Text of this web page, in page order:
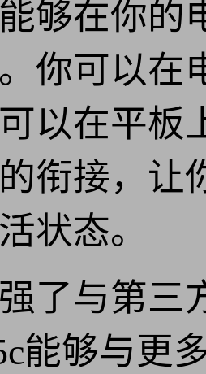
够在你的
你可以在
以在平板
衔接，让
状态。
了与第三
能够与更